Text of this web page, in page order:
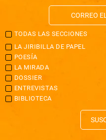
TODAS LAS SECCIONES
LA JIRIBILLA DE PAPEL
POESÍA
LA MIRADA
DOSSIER
ENTREVISTAS
BIBLIOTECA